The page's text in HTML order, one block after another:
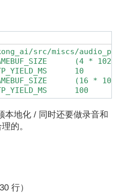
src/miscs/
(4 *
10
(16 *
100
本地化 / 同时还要做录音和
的。
行）